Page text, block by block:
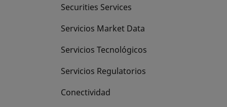
Securities Services
Servicios Market Data
Servicios Tecnológicos
Servicios Regulatorios
Conectividad